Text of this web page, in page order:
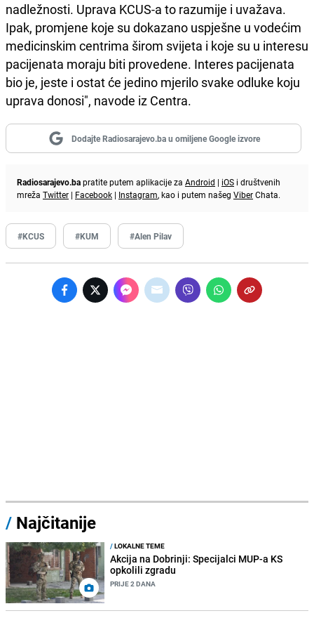
nadležnosti. Uprava KCUS-a to razumije i uvažava.
Ipak, promjene koje su dokazano uspješne u vodećim
medicinskim centrima širom svijeta i koje su u interesu
pacijenata moraju biti provedene. Interes pacijenata
bio je, jeste i ostat će jedino mjerilo svake odluke koju
uprava donosi", navode iz Centra.
Dodajte Radiosarajevo.ba u omiljene Google izvore
Radiosarajevo.bapratite putem aplikacije za Android | iOS i društvenih
mreža Twitter | Facebook | Instagram, kao i putem našeg ViberChata.
#KCUS #KUM #Alen Pilav
/ Najčitanije
/LOKALNE TEME
Akcija na Dobrinji: Specijalci MUP-a KS
opkolili zgradu
PRIJE 2 DANA